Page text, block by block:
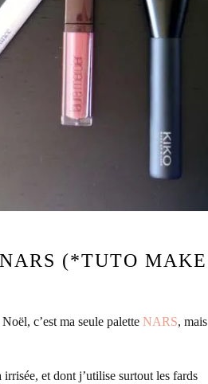
(*TUTO MAKE
c’est ma seule palette NARS, mais
et dont j’utilise surtout les fards